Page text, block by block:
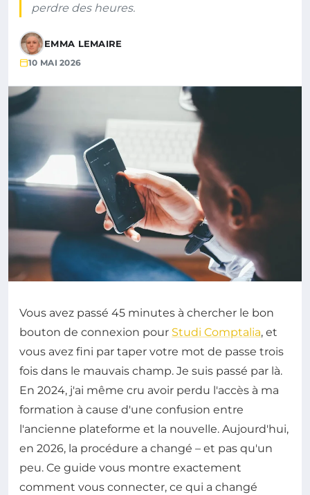
perdre des heures.
EMMA LEMAIRE
10 MAI 2026
Vous avez passé 45 minutes à chercher le bon
bouton de connexion pour Studi Comptalia, et
vous avez fini par taper votre mot de passe trois
fois dans le mauvais champ. Je suis passé par là.
En 2024, j'ai même cru avoir perdu l'accès à ma
formation à cause d'une confusion entre
l'ancienne plateforme et la nouvelle. Aujourd'hui,
en 2026, la procédure a changé – et pas qu'un
peu. Ce guide vous montre exactement
comment vous connecter, ce qui a changé